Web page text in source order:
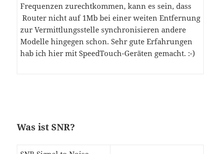
Frequenzen zurechtkommen, kann es sein, dass
Router nicht auf 1Mb bei einer weiten Entfernung
zur Vermittlungsstelle synchronisieren andere
Modelle hingegen schon. Sehr gute Erfahrungen
hab ich hier mit SpeedTouch-Geräten gemacht. :-)
Was ist SNR?